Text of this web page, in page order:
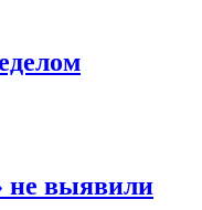
не выявили